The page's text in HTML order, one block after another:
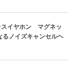
イヤホン マグネッ
るノイズキャンセルヘ